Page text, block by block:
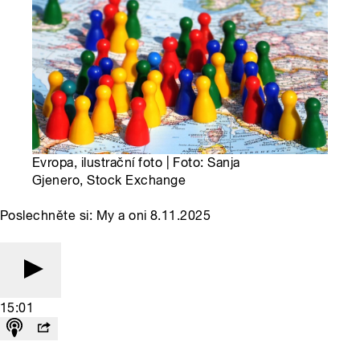
Evropa, ilustrační foto | Foto: Sanja
Gjenero, Stock Exchange
Poslechněte si: My a oni 8.11.2025
15:01